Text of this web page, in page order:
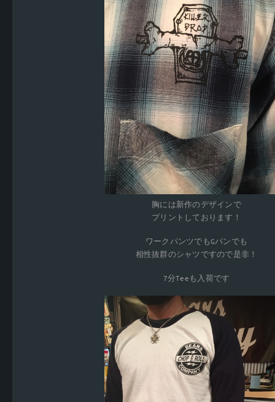
胸には新作のデザインで
プリントしております！
ワークパンツでもGパンでも
相性抜群のシャツですので是非！
7分Teeも入荷です